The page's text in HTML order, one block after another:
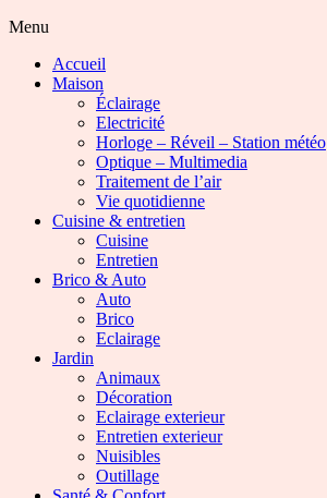
Menu
Accueil
Maison
Éclairage
Electricité
Horloge – Réveil – Station météo
Optique – Multimedia
Traitement de l’air
Vie quotidienne
Cuisine & entretien
Cuisine
Entretien
Brico & Auto
Auto
Brico
Eclairage
Jardin
Animaux
Décoration
Eclairage exterieur
Entretien exterieur
Nuisibles
Outillage